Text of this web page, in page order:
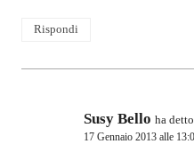
Rispondi
Susy Bello ha
17 Gennaio 2013 alle